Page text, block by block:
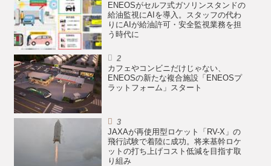
ENEOSがセルフ式ガソリンスタンドの
給油監視にAIを導入。スタッフの代わ
りにAIが給油許可・安全監視業務を担
う時代に
カフェやコンビニだけじゃない、
ENEOSの新たな複合施設「ENEOSプ
ラットフォーム」スタート
JAXAが再使用型ロケット「RV-X」の
飛行試験で着陸に成功。将来基幹ロケ
ットの打ち上げコスト低減を目指す取
り組み